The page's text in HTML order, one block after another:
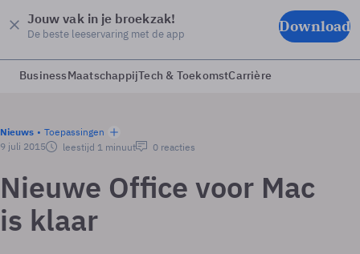
Jouw vak in je broekzak!
De beste leeservaring met de app Download
BusinessMaatschappijTech & ToekomstCarrière
Nieuws
Toepassingen
9 juli 2015
leestijd 1 minuut 0 reacties
Nieuwe Office voor Mac
is klaar